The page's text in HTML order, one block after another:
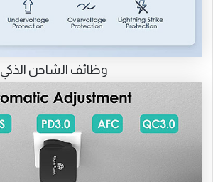
وظائف الشاحن الذكي